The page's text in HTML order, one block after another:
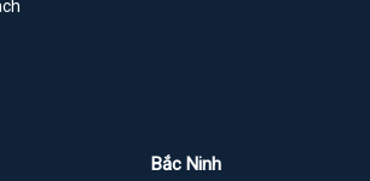
Bắc Ninh